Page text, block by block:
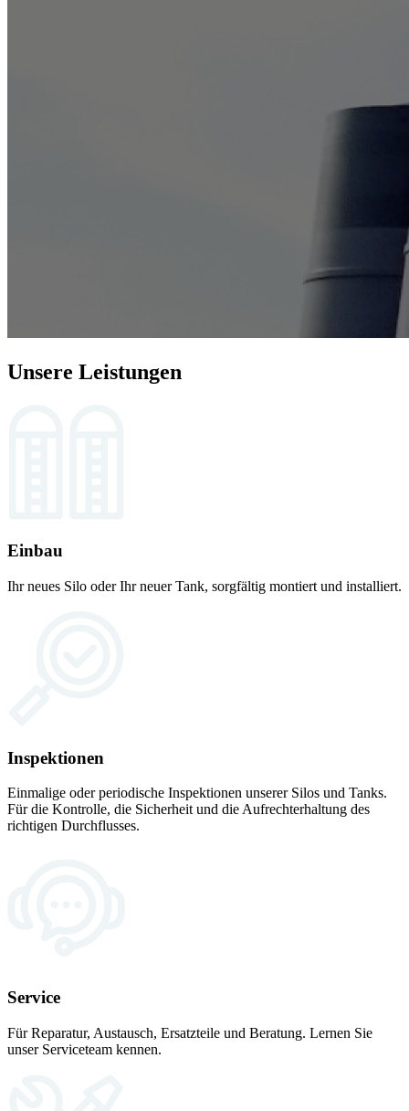
Unsere Leistungen
Einbau
Ihr neues Silo oder Ihr neuer Tank, sorgfältig montiert und installiert.
Inspektionen
Einmalige oder periodische Inspektionen unserer Silos und Tanks.
Für die Kontrolle, die Sicherheit und die Aufrechterhaltung des
richtigen Durchflusses.
Service
Für Reparatur, Austausch, Ersatzteile und Beratung. Lernen Sie
unser Serviceteam kennen.